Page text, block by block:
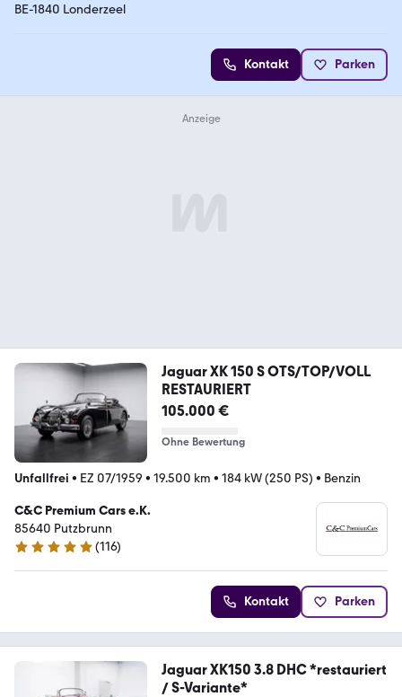
BE-1840 Londerzeel
Kontakt Parken
Jaguar XK 150 S OTS/TOP/VOLL
RESTAURIERT
105.000 €
Ohne Bewertung
Unfallfrei • EZ 07/1959 • 19.500 km • 184 kW (250 PS) • Benzin
C&C Premium Cars e.K.
85640 Putzbrunn
4.9 Sterne
(116)
Kontakt Parken
Jaguar XK150 3.8 DHC *restauriert
/ S-Variante*